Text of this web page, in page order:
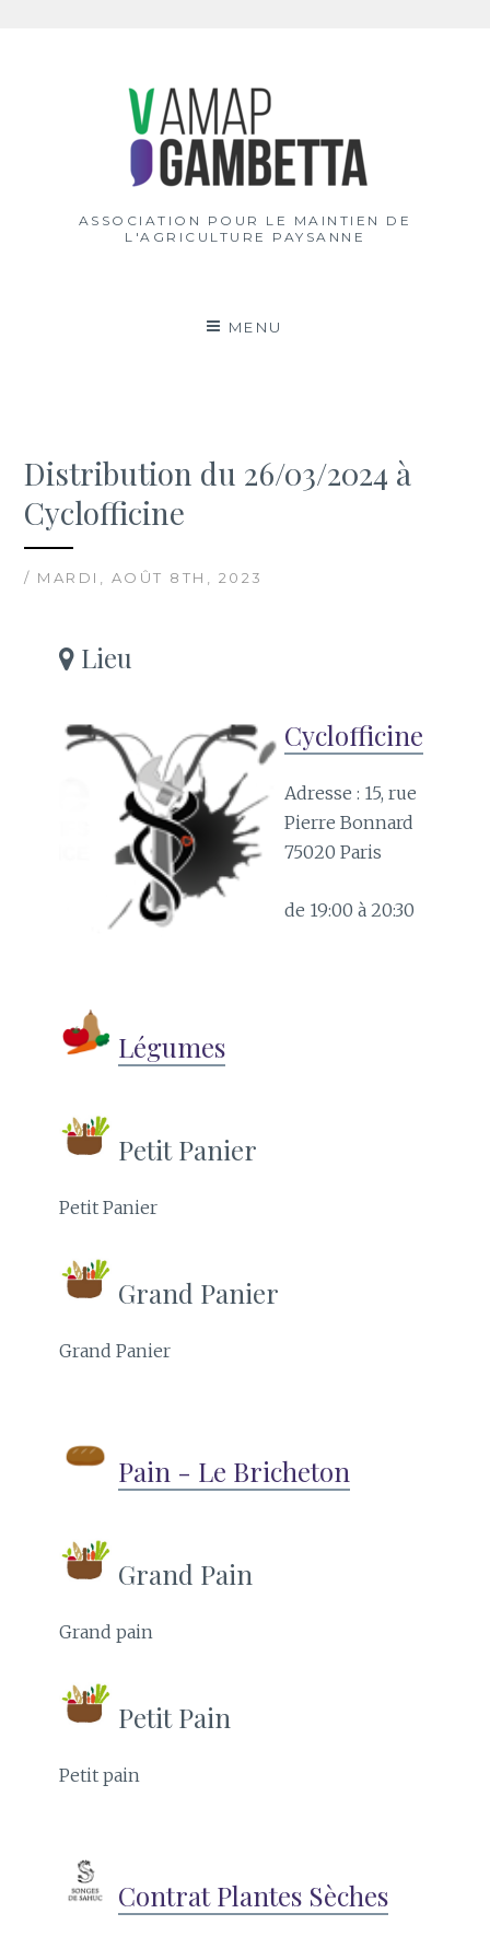
ASSOCIATION POUR LE MAINTIEN DE
L'AGRICULTURE PAYSANNE
MENU
Distribution du 26/03/2024 à
Cyclofficine
/ MARDI, AOÛT 8TH, 2023
Lieu
Cyclofficine
Adresse : 15, rue
Pierre Bonnard
75020 Paris
de 19:00 à 20:30
Légumes
Petit Panier
Petit Panier
Grand Panier
Grand Panier
Pain - Le Bricheton
Grand Pain
Grand pain
Petit Pain
Petit pain
Contrat Plantes Sèches